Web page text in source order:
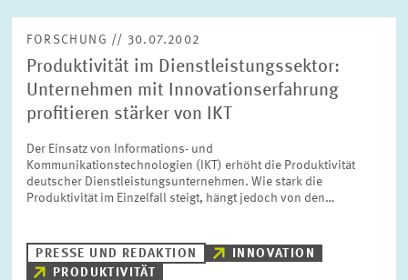
FORSCHUNG // 30.07.2002
Produktivität im Dienstleistungssektor:
Unternehmen mit Innovationserfahrung
profitieren stärker von IKT
Der Einsatz von Informations- und
Kommunikationstechnologien (IKT) erhöht die Produktivität
deutscher Dienstleistungsunternehmen. Wie stark die
Produktivität im Einzelfall steigt, hängt jedoch von den…
PRESSE UND REDAKTION
INNOVATION
PRODUKTIVITÄT